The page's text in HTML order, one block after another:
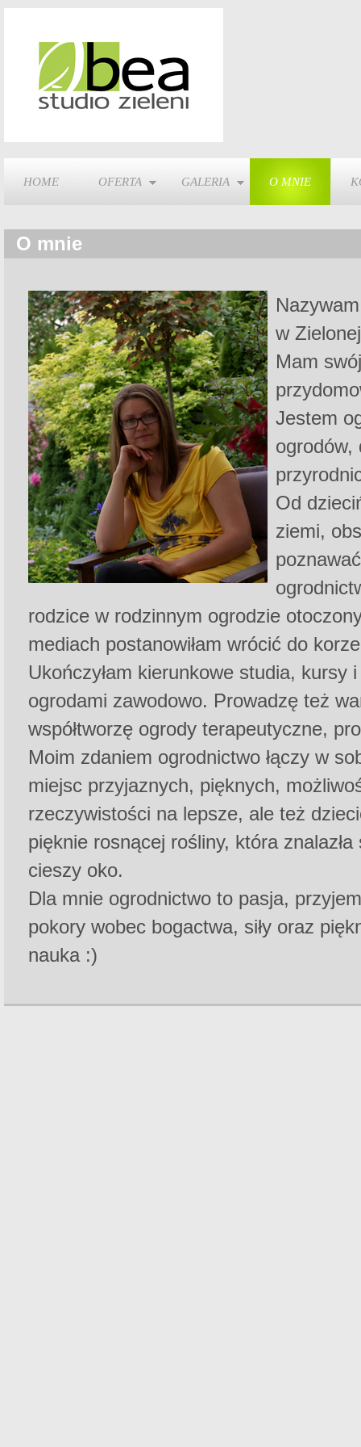
HOME OFERTA GALERIA O MNIE
O mnie
w
Mam
Jestem
ogrodów,
Od
ziemi,
rodzice w rodzinnym ogrodzie
mediach postanowiłam wrócić do
Ukończyłam kierunkowe studia, kursy
ogrodami zawodowo. Prowadzę też
współtworzę ogrody terapeutyczne,
Moim zdaniem ogrodnictwo łączy w
miejsc przyjaznych, pięknych,
rzeczywistości na lepsze, ale też
pięknie rosnącej rośliny, która
cieszy oko.
Dla mnie ogrodnictwo to pasja,
pokory wobec bogactwa, siły oraz
nauka :)